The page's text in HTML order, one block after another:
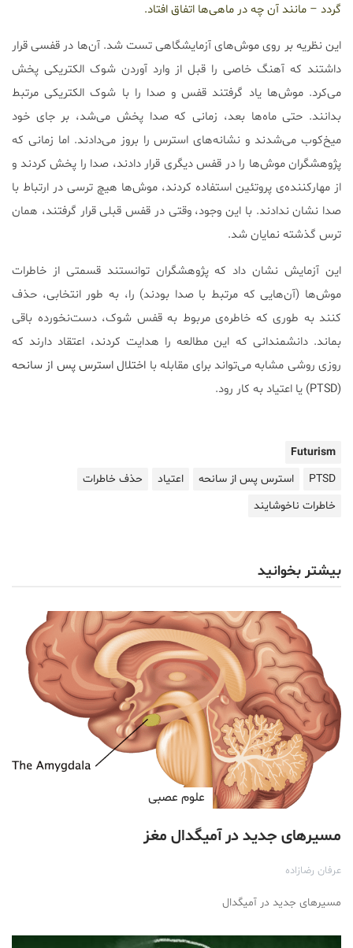
گردد – مانند آن چه در ماهی‌ها اتفاق افتاد.
این نظریه بر روی موش‌های آزمایشگاهی تست شد. آن‌ها در قفسی قرار
داشتند که آهنگ خاصی را قبل از وارد آوردن شوک الکتریکی پخش
می‌کرد. موش‌ها یاد گرفتند قفس و صدا را با شوک الکتریکی مرتبط
بدانند. حتی ماه‌ها بعد، زمانی که صدا پخش می‌شد، بر جای خود
میخ‌کوب می‌شدند و نشانه‌های استرس را بروز می‌دادند. اما زمانی که
پژوهشگران موش‌ها را در قفس دیگری قرار دادند، صدا را پخش کردند و
از مهارکننده‌ی پروتئین استفاده کردند، موش‌ها هیچ ترسی در ارتباط با
صدا نشان ندادند. با این وجود، وقتی در قفس قبلی قرار گرفتند، همان
ترس گذشته نمایان شد.
این آزمایش نشان داد که پژوهشگران توانستند قسمتی از خاطرات
موش‌ها (آن‌هایی که مرتبط با صدا بودند) را، به طور انتخابی، حذف
کنند به طوری که خاطره‌ی مربوط به قفس شوک، دست‌نخورده باقی
بماند. دانشمندانی که این مطالعه را هدایت کردند، اعتقاد دارند که
روزی روشی مشابه می‌تواند برای مقابله با اختلال استرس پس از سانحه
(PTSD)
یا اعتیاد به کار رود.
Futurism
PTSD
استرس پس از سانحه اعتیاد
حذف خاطرات
خاطرات ناخوشایند
بیشتر بخوانید
علوم عصبی
مسیرهای جدید در آمیگدال مغز
عرفان رضازاده
مسیرهای جدید در آمیگدال